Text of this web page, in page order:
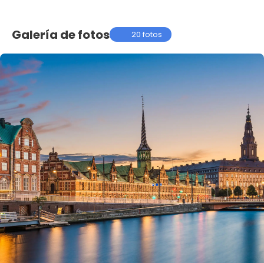
Galería de fotos 20 fotos